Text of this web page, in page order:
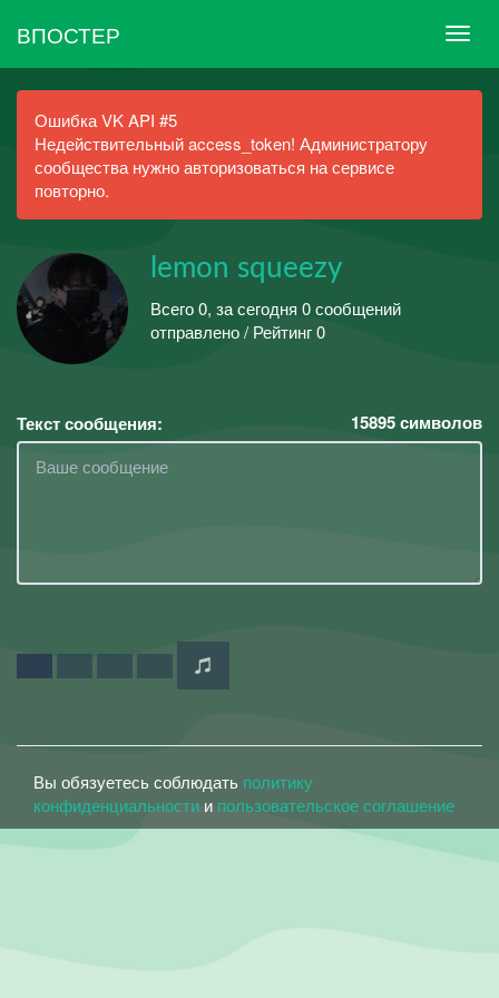
ВПОСТЕР
Ошибка VK API #5
Недействительный access_token! Администратору
сообщества нужно авторизоваться на сервисе
повторно.
lemon squeezy
Всего 0, за сегодня 0 сообщений
отправлено / Рейтинг 0
Текст сообщения: 15895символов
Вы обязуетесь соблюдать политику
конфиденциальности и пользовательское соглашение